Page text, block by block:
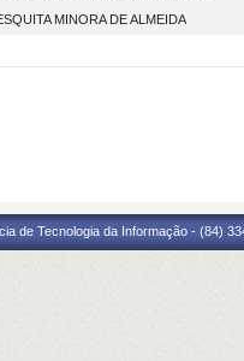
MINORA DE ALMEIDA
de Tecnologia da Informação - (84)